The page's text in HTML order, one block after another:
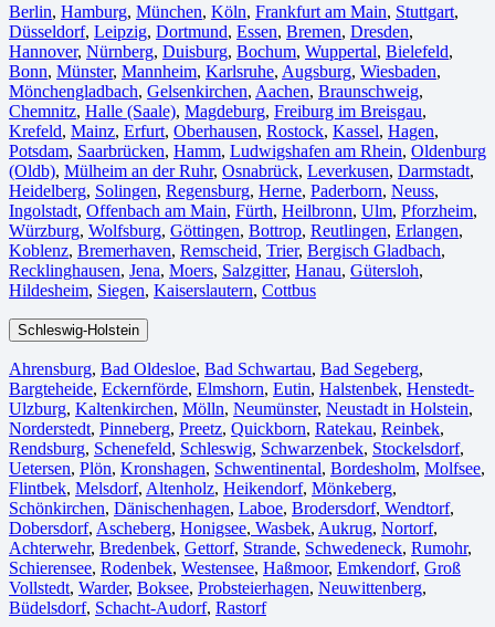
Berlin⁠, Hamburg, München, Köln⁠, Frankfurt am Main, Stuttgart,
Düsseldorf, Leipzig, Dortmund, Essen, Bremen, Dresden,
Hannover, Nürnberg, Duisburg⁠, Bochum, Wuppertal⁠, Bielefeld⁠,
Bonn⁠, Münster⁠, Mannheim, Karlsruhe, Augsburg, Wiesbaden⁠,
Mönchengladbach⁠, Gelsenkirchen⁠, Aachen⁠, Braunschweig,
Chemnitz⁠, Halle (Saale)⁠, Magdeburg, Freiburg im Breisgau⁠,
Krefeld⁠, Mainz⁠, Erfurt, Oberhausen⁠, Rostock⁠, Kassel⁠, Hagen,
Potsdam, Saarbrücken⁠, Hamm, Ludwigshafen am Rhein⁠, Oldenburg
(Oldb), Mülheim an der Ruhr, Osnabrück⁠, Leverkusen, Darmstadt⁠,
Heidelberg, Solingen, Regensburg, Herne⁠, Paderborn, Neuss,
Ingolstadt, Offenbach am Main, Fürth⁠, Heilbronn, Ulm⁠, Pforzheim,
Würzburg, Wolfsburg⁠, Göttingen, Bottrop, Reutlingen, Erlangen⁠,
Koblenz, Bremerhaven⁠, Remscheid, Trier⁠, Bergisch Gladbach,
Recklinghausen, Jena⁠, Moers⁠, Salzgitter⁠, Hanau, Gütersloh,
Hildesheim⁠, Siegen⁠, Kaiserslautern⁠, Cottbus⁠
Schleswig-Holstein
Ahrensburg, Bad Oldesloe, Bad Schwartau, Bad Segeberg,
Bargteheide, Eckernförde, Elmshorn, Eutin, Halstenbek, Henstedt-
Ulzburg, Kaltenkirchen, Mölln, Neumünster, Neustadt in Holstein,
Norderstedt, Pinneberg, Preetz, Quickborn, Ratekau, Reinbek,
Rendsburg, Schenefeld, Schleswig, Schwarzenbek, Stockelsdorf,
Uetersen, Plön, Kronshagen, Schwentinental, Bordesholm, Molfsee,
Flintbek, Melsdorf, Altenholz, Heikendorf, Mönkeberg,
Schönkirchen, Dänischenhagen, Laboe, Brodersdorf, Wendtorf,
Dobersdorf, Ascheberg, Honigsee, Wasbek, Aukrug, Nortorf,
Achterwehr, Bredenbek, Gettorf, Strande, Schwedeneck, Rumohr,
Schierensee, Rodenbek, Westensee, Haßmoor, Emkendorf, Groß
Vollstedt, Warder, Boksee, Probsteierhagen, Neuwittenberg,
Büdelsdorf, Schacht-Audorf, Rastorf